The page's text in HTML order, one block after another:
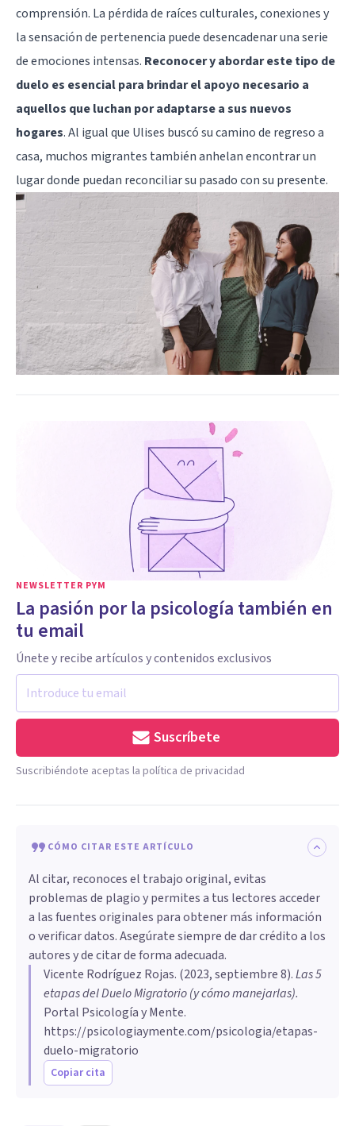
comprensión. La pérdida de raíces culturales, conexiones y
la sensación de pertenencia puede desencadenar una serie
de emociones intensas. Reconocer y abordar este tipo de
duelo es esencial para brindar el apoyo necesario a
aquellos que luchan por adaptarse a sus nuevos
hogares. Al igual que Ulises buscó su camino de regreso a
casa, muchos migrantes también anhelan encontrar un
lugar donde puedan reconciliar su pasado con su presente.
NEWSLETTER PYM
La pasión por la psicología también en
tu email
Únete y recibe artículos y contenidos exclusivos
Suscríbete
Suscribiéndote aceptas la política de privacidad
CÓMO CITAR ESTE ARTÍCULO
Al citar, reconoces el trabajo original, evitas
problemas de plagio y permites a tus lectores acceder
a las fuentes originales para obtener más información
o verificar datos. Asegúrate siempre de dar crédito a los
autores y de citar de forma adecuada.
Vicente Rodríguez Rojas. (2023, septiembre 8).Las 5
etapas del Duelo Migratorio (y cómo manejarlas).
Portal Psicología y Mente.
https://psicologiaymente.com/psicologia/etapas-
duelo-migratorio
Copiar cita